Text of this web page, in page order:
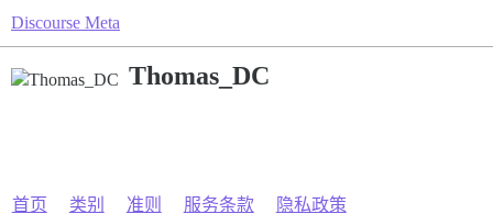
Discourse Meta
Thomas_DC
首页 类别 准则 服务条款 隐私政策